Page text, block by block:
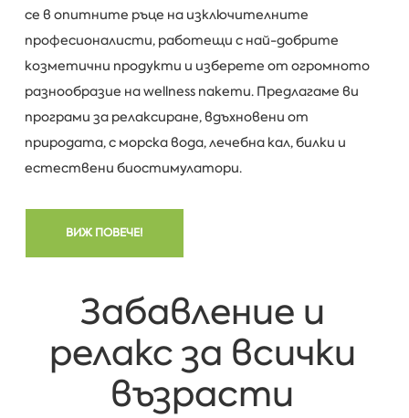
се в опитните ръце на изключителните
професионалисти, работещи с най-добрите
козметични продукти и изберете от огромното
разнообразие на wellness пакети. Предлагаме ви
програми за релаксиране, вдъхновени от
природата, с морска вода, лечебна кал, билки и
естествени биостимулатори.
ВИЖ ПОВЕЧЕ!
Забавление и
релакс за всички
възрасти